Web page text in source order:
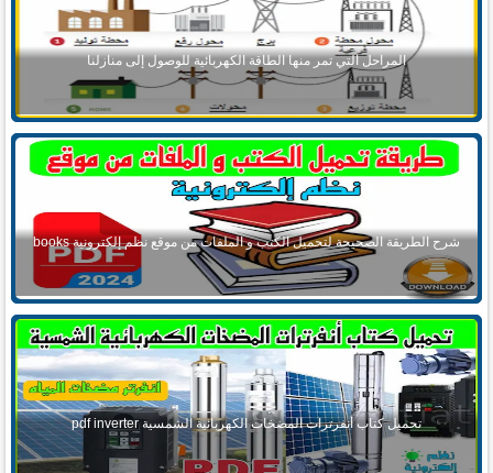
المراحل التي تمر منها الطاقة الكهربائية للوصول إلى منازلنا
شرح الطريقة الصحيحة لتحميل الكتب و الملفات من موقع نظم إلكترونية books
تحميل كتاب أنفرترات المضخات الكهربائية الشمسية pdf inverter